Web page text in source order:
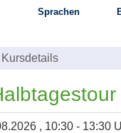
Sprachen
Kursdetails
, 10:30 - 13:30